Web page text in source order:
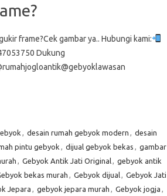
frame?Cek gambar ya.. Hubungi kami:
Dukung
, desain rumah gebyok modern , desain
pintu gebyok , dijual gebyok bekas , gambar
, Gebyok Antik Jati Original, gebyok antik
bekas murah , Gebyok dijual, Gebyok Jati
Jepara , gebyok jepara murah , Gebyok jogja ,